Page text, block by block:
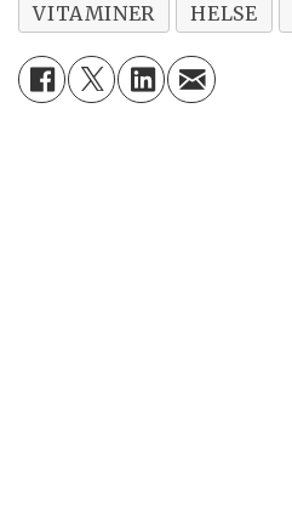
VITAMINER HELSE